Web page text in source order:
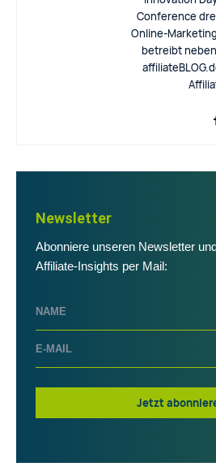
Conference
Online-
betreibt
Newsletter
Abonniere unseren Newsletter
Affiliate-Insights per Mail:
Jetzt